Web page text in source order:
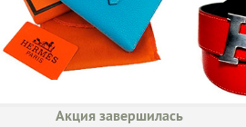
Акция завершилась